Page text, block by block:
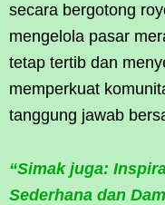
secara bergotong
mengelola pasar
tetap tertib dan
memperkuat
tanggung jawab
“Simak juga:
Sederhana dan